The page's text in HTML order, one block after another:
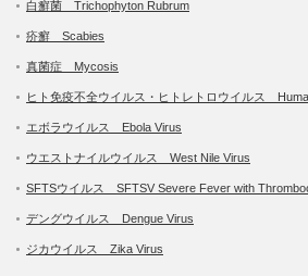
白癬菌 Trichophyton Rubrum
疥癬 Scabies
真菌症 Mycosis
ヒト免疫不全ウイルス・ヒトレトロウイルス
エボラウイルス Ebola Virus
ウエストナイルウイルス West Nile Virus
SFTSウイルス SFTSV Severe Fever with
デングウイルス Dengue Virus
ジカウイルス Zika Virus